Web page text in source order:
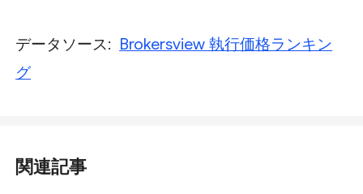
データソース: Brokersview 執行価格ランキン
グ
関連記事